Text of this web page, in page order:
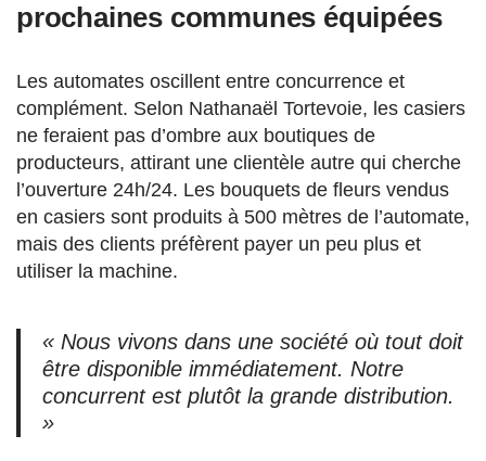
prochaines communes équipées
Les automates oscillent entre concurrence et
complément. Selon Nathanaël Tortevoie, les casiers
ne feraient pas d’ombre aux boutiques de
producteurs, attirant une clientèle autre qui cherche
l’ouverture 24h/24. Les bouquets de fleurs vendus
en casiers sont produits à 500 mètres de l’automate,
mais des clients préfèrent payer un peu plus et
utiliser la machine.
« Nous vivons dans une société où tout doit
être disponible immédiatement. Notre
concurrent est plutôt la grande distribution.
»